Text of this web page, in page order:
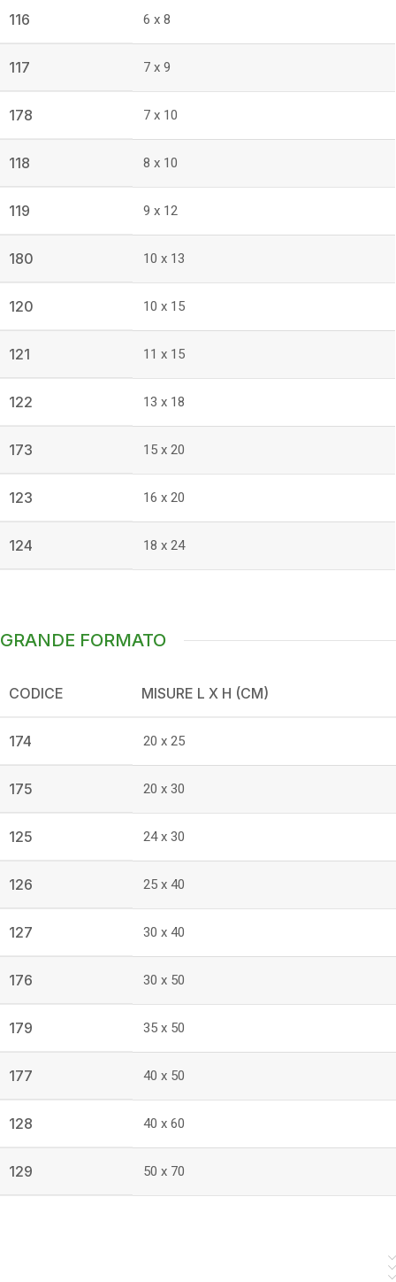
116 6 x 8
117 7 x 9
178 7 x 10
118 8 x 10
119 9 x 12
180 10 x 13
120 10 x 15
121 11 x 15
122 13 x 18
173 15 x 20
123 16 x 20
124 18 x 24
GRANDE FORMATO
CODICE MISURE L X H (CM)
174 20 x 25
175 20 x 30
125 24 x 30
126 25 x 40
127 30 x 40
176 30 x 50
179 35 x 50
177 40 x 50
128 40 x 60
129 50 x 70